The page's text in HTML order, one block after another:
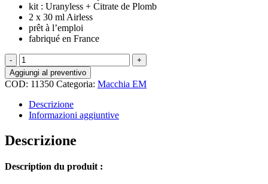
kit : Uranyless + Citrate de Plomb
2 x 30 ml Airless
prêt à l’emploi
fabriqué en France
Contrast
Kit
:
Uranyless
+
Lead
Citrate
quantità
Aggiungi al preventivo
COD: 11350 Categoria: Macchia EM
Descrizione
Informazioni aggiuntive
Descrizione
Description du produit :